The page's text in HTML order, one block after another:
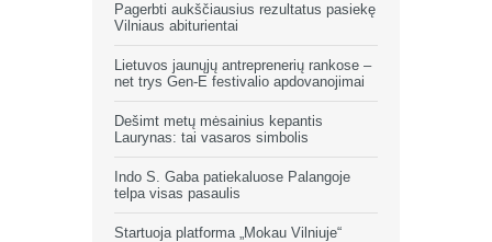
Pagerbti aukščiausius rezultatus pasiekę
Vilniaus abiturientai
Lietuvos jaunųjų antreprenerių rankose –
net trys Gen-E festivalio apdovanojimai
Dešimt metų mėsainius kepantis
Laurynas: tai vasaros simbolis
Indo S. Gaba patiekaluose Palangoje
telpa visas pasaulis
Startuoja platforma „Mokau Vilniuje“